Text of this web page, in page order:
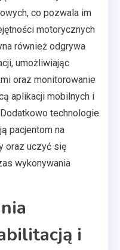
co pozwala im
motorycznych
również odgrywa
umożliwiając
oraz monitorowanie
aplikacji mobilnych i
technologie
pacjentom na
oraz uczyć się
wykonywania
i